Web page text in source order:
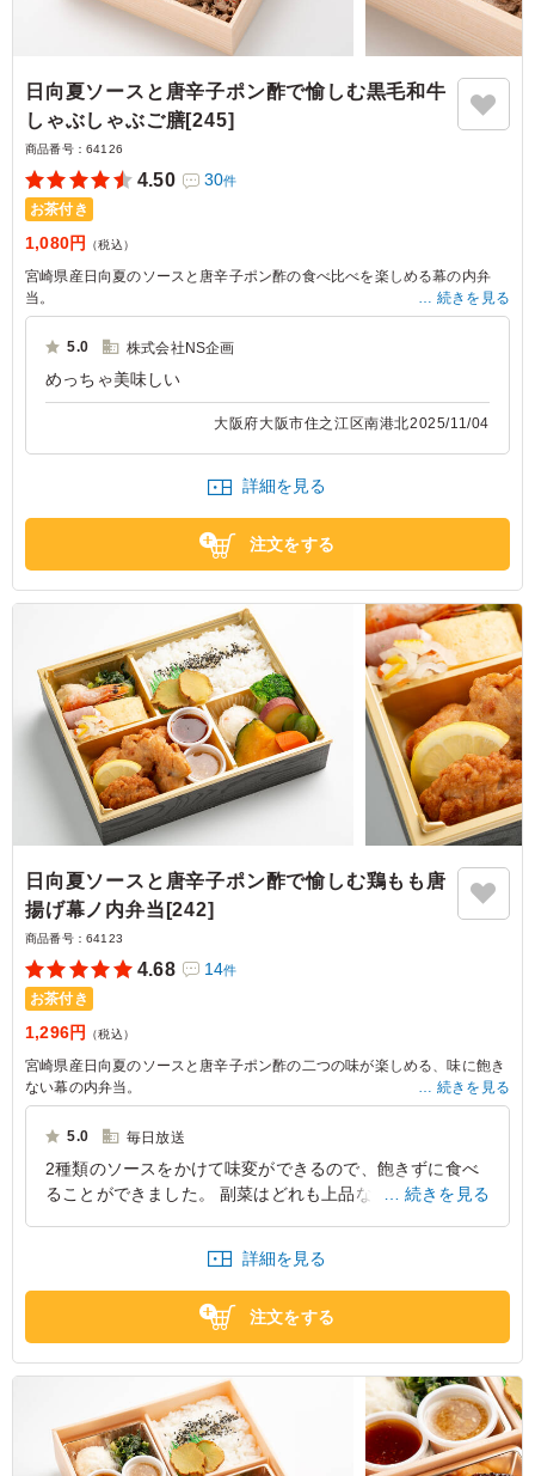
日向夏ソースと唐辛子ポン酢で愉しむ黒毛和牛
しゃぶしゃぶご膳[245]
商品番号： 64126
4.50 30件
お茶付き
1,080円 （税込）
宮崎県産日向夏のソースと唐辛子ポン酢の食べ比べを楽しめる幕の内弁
当。
お肉・お手頃価格・豊富な種類の手作り副菜をキーワードで幕の内弁当を
お探しの方にお勧めです。
い。
続きを見る
5.0 株式会社NS企画
めっちゃ美味しい
大阪府大阪市住之江区南港北2025/11/04
詳細を見る
注文をする
日向夏ソースと唐辛子ポン酢で愉しむ鶏もも唐
揚げ幕ノ内弁当[242]
商品番号： 64123
4.68 14件
お茶付き
1,296円 （税込）
宮崎県産日向夏のソースと唐辛子ポン酢の二つの味が楽しめる、味に飽き
ない幕の内弁当。
さっぱりとした重たくない揚げ物系で、副菜の種類も多い幕の内弁当をお
探しの際は是非お試しください。
クと抱き合わせでお試しいただくと、選ぶ楽しさも加わりお薦めです。
続きを見る
5.0 毎日放送
2種類のソースをかけて味変ができるので、飽きずに食べ
ることができました。 副菜はどれも上品な味付けで全体
大阪府大阪市北区茶屋町2024/11/25
続きを見る
詳細を見る
注文をする